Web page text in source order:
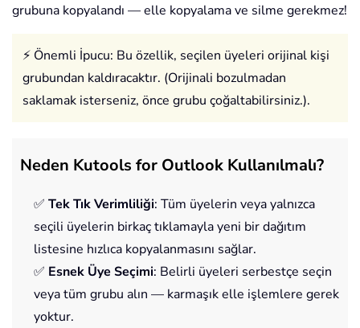
grubuna kopyalandı — elle kopyalama ve silme gerekmez!
⚡ Önemli İpucu: Bu özellik, seçilen üyeleri orijinal kişi
grubundan kaldıracaktır. (Orijinali bozulmadan
saklamak isterseniz, önce grubu çoğaltabilirsiniz.).
Neden Kutools for Outlook Kullanılmalı?
✅ Tek Tık Verimliliği: Tüm üyelerin veya yalnızca
seçili üyelerin birkaç tıklamayla yeni bir dağıtım
listesine hızlıca kopyalanmasını sağlar.
✅ Esnek Üye Seçimi: Belirli üyeleri serbestçe seçin
veya tüm grubu alın — karmaşık elle işlemlere gerek
yoktur.